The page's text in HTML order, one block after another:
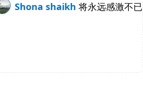
Shona shaikh 将永远感激不已